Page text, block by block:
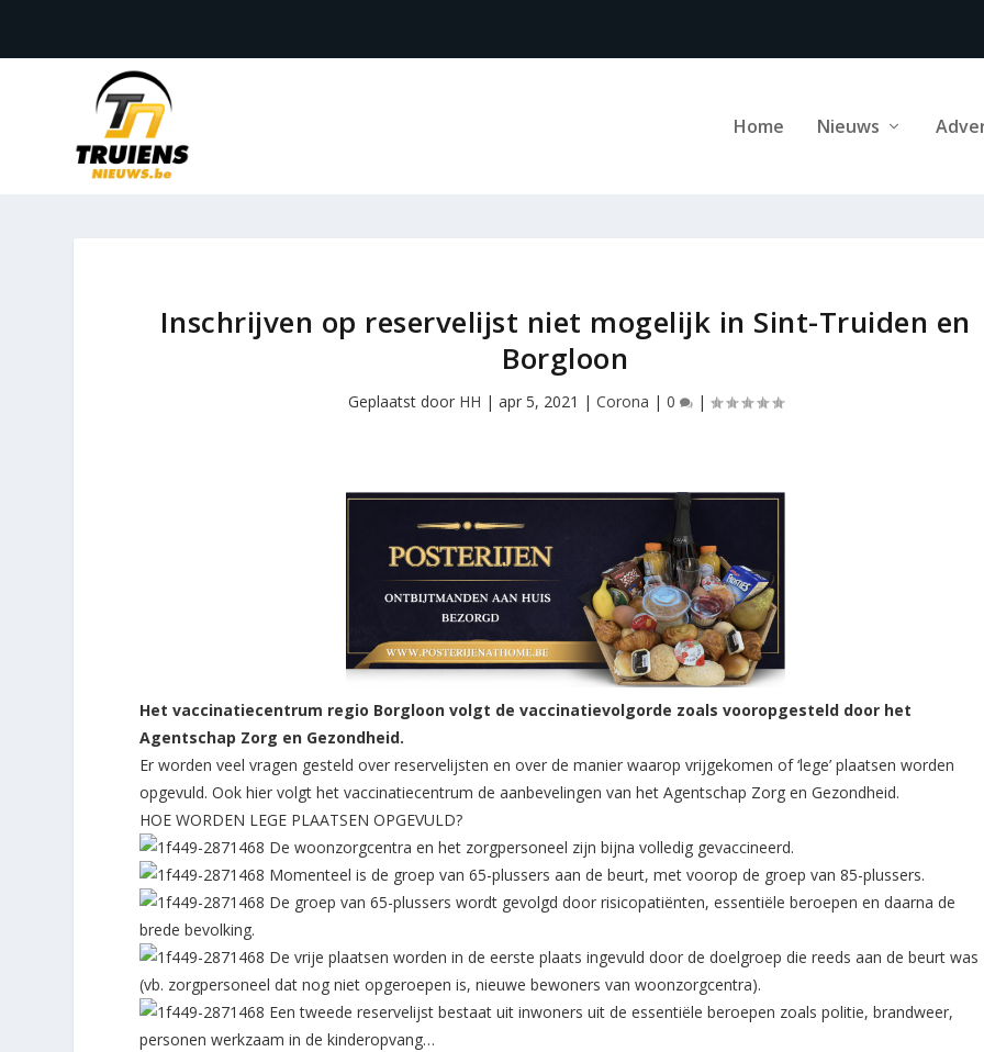
Home Nieuws
Inschrijven op reservelijst niet mogelijk in Sint-Truiden en
Borgloon
Geplaatst door HH | apr 5, 2021 | Corona | 0 |
Het vaccinatiecentrum regio Borgloon volgt de vaccinatievolgorde zoals vooropgesteld door het
Agentschap Zorg en Gezondheid.
Er worden veel vragen gesteld over reservelijsten en over de manier waarop vrijgekomen of ‘lege’ plaatsen worden
opgevuld. Ook hier volgt het vaccinatiecentrum de aanbevelingen van het Agentschap Zorg en Gezondheid.
HOE WORDEN LEGE PLAATSEN OPGEVULD?
De woonzorgcentra en het zorgpersoneel zijn bijna volledig gevaccineerd.
Momenteel is de groep van 65-plussers aan de beurt, met voorop de groep van 85-plussers.
De groep van 65-plussers wordt gevolgd door risicopatiënten, essentiële beroepen en daarna de
brede bevolking.
De vrije plaatsen worden in de eerste plaats ingevuld door de doelgroep die reeds aan de beurt was
(vb. zorgpersoneel dat nog niet opgeroepen is, nieuwe bewoners van woonzorgcentra).
Een tweede reservelijst bestaat uit inwoners uit de essentiële beroepen zoals politie, brandweer,
personen werkzaam in de kinderopvang…